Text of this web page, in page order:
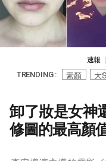
速報
TRENDING : 素顏 大S
卸了妝是女神
修圖的最高顏